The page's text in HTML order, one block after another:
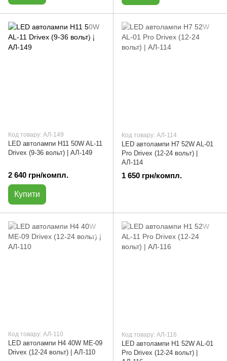
Код товару: АЛ-149
LED автолампи H11 50W AL-11
Drivex (9-36 вольт) | АЛ-149
2 640 грн/компл.
Купити
Код товару: АЛ-114
LED автолампи H7 52W AL-01
Pro Drivex (12-24 вольт) |
АЛ-114
1 650 грн/компл.
Код товару: АЛ-110
LED автолампи H4 40W ME-09
Drivex (12-24 вольт) | АЛ-110
Код товару: АЛ-116
LED автолампи H1 52W AL-01
Pro Drivex (12-24 вольт) |